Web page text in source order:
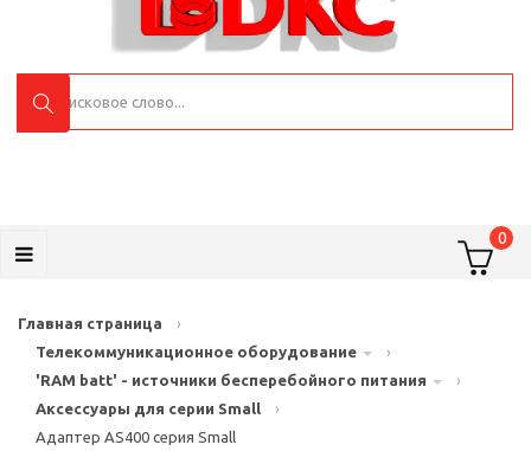
0
Главная страница
›
Телекоммуникационное оборудование
›
'RAM batt' - источники бесперебойного питания
›
Аксессуары для серии Small
›
Адаптер AS400 серия Small